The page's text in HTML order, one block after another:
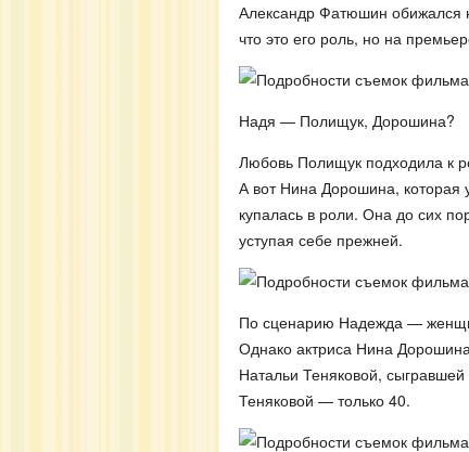
Александр Фатюшин обижался
что это его роль, но на
Надя — Полищук, Дорошина?
Любовь Полищук подходила к
А вот Нина Дорошина, которая
купалась в роли. Она до сих
уступая себе прежней.
По сценарию Надежда —
Однако актриса Нина
Натальи Теняковой,
Теняковой — только 40.